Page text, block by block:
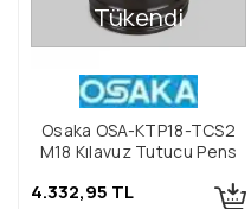
Tükendi
Osaka OSA-KTP18-TCS2
M18 Kılavuz Tutucu Pens
4.332,95 TL